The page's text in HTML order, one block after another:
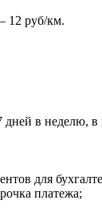
12 руб/км.
дней в неделю,
для
платежа;